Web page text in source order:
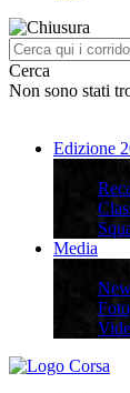
Cerca
Non sono stati
Edizione
Media
Foto